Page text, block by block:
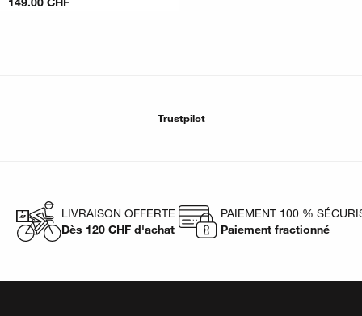
Trustpilot
LIVRAISON OFFERTE
Dès 120 CHF d'achat
PAIEMENT 100 %
Paiement fractionné